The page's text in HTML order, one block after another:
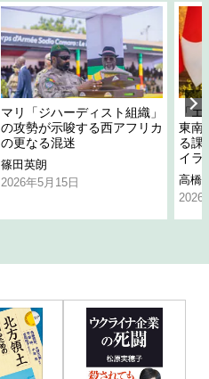
マリ「ジハーディスト組織」
の攻勢が示唆する西アフリカ
の更なる混迷
篠田英朗
2026年5月15日
「
東南
る課
イラ
高橋
2026